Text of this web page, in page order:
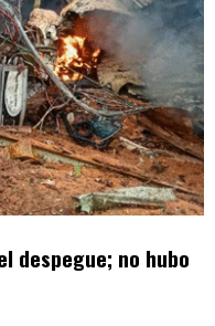
despegue; no hubo